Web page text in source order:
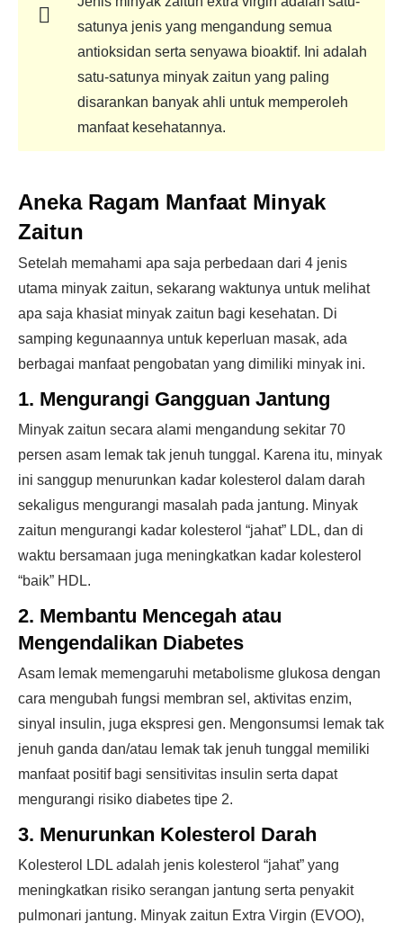
satunya jenis yang mengandung semua
antioksidan serta senyawa bioaktif. Ini adalah
satu-satunya minyak zaitun yang paling
disarankan banyak ahli untuk memperoleh
manfaat kesehatannya.
Aneka Ragam Manfaat Minyak
Zaitun
Setelah memahami apa saja perbedaan dari 4 jenis
utama minyak zaitun, sekarang waktunya untuk melihat
apa saja khasiat minyak zaitun bagi kesehatan. Di
samping kegunaannya untuk keperluan masak, ada
berbagai manfaat pengobatan yang dimiliki minyak ini.
1. Mengurangi Gangguan Jantung
Minyak zaitun secara alami mengandung sekitar 70
persen asam lemak tak jenuh tunggal. Karena itu, minyak
ini sanggup menurunkan kadar kolesterol dalam darah
sekaligus mengurangi masalah pada jantung. Minyak
zaitun mengurangi kadar kolesterol “jahat” LDL, dan di
waktu bersamaan juga meningkatkan kadar kolesterol
“baik” HDL.
2. Membantu Mencegah atau
Mengendalikan Diabetes
Asam lemak memengaruhi metabolisme glukosa dengan
cara mengubah fungsi membran sel, aktivitas enzim,
sinyal insulin, juga ekspresi gen. Mengonsumsi lemak tak
jenuh ganda dan/atau lemak tak jenuh tunggal memiliki
manfaat positif bagi sensitivitas insulin serta dapat
mengurangi risiko diabetes tipe 2.
3. Menurunkan Kolesterol Darah
Kolesterol LDL adalah jenis kolesterol “jahat” yang
meningkatkan risiko serangan jantung serta penyakit
pulmonari jantung. Minyak zaitun Extra Virgin (EVOO),